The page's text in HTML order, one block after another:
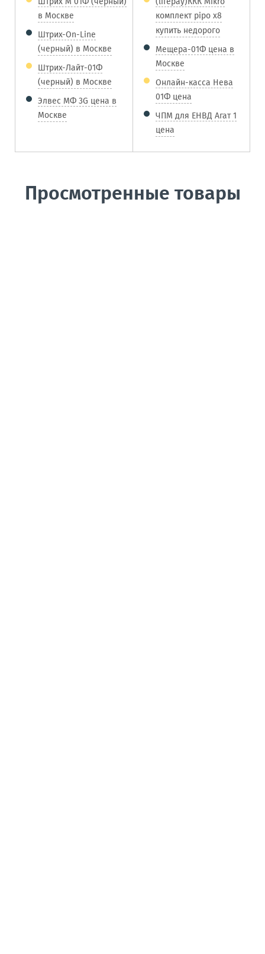
в Москве
Штрих-On-Line
(черный) в Москве
Штрих-Лайт-01Ф
(черный) в Москве
Элвес МФ 3G цена в
Москве
комплект pipo x8
купить недорого
Мещера-01Ф цена в
Москве
Онлайн-касса Нева
01Ф цена
ЧПМ для ЕНВД Агат 1
цена
Просмотренные товары